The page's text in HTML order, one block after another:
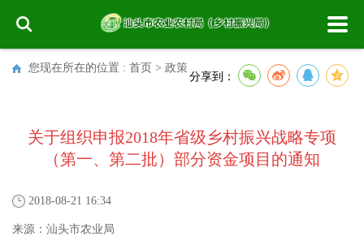
您现在所在的位置 : 首页 > 政策
分享到：
关于组织申报2018年省级乡村振兴战略专项
（第一、第二批）部分资金项目的通知
2018-08-21 16:34
来源： 汕头市农业局